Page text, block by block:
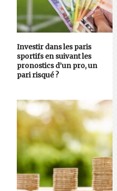
Investir dans les paris
sportifs en suivant les
pronostics d’un pro, un
pari risqué ?